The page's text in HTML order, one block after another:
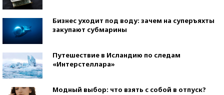
Бизнес уходит под воду: зачем на суперъяхты
закупают субмарины
Путешествие в Исландию по следам
«Интерстеллара»
Модный выбор: что взять с собой в отпуск?